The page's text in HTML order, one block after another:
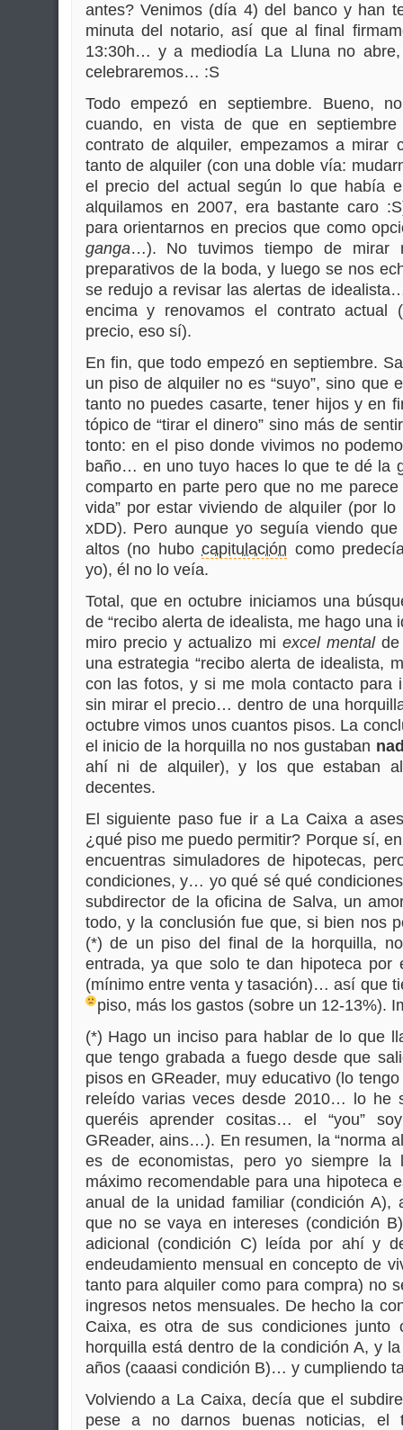
antes? Venimos (día 4) del banco y han
minuta del notario, así que al final
13:30h… y a mediodía La Lluna no
celebraremos… :S
Todo empezó en septiembre. Bueno,
cuando, en vista de que en
contrato de alquiler, empezamos a mirar
tanto de alquiler (con una doble vía:
el precio del actual según lo que había
alquilamos en 2007, era bastante caro
para orientarnos en precios que como
ganga…). No tuvimos tiempo de mirar
preparativos de la boda, y luego se nos
se redujo a revisar las alertas de
encima y renovamos el contrato actual
precio, eso sí).
En fin, que todo empezó en septiembre.
un piso de alquiler no es “suyo”, sino que
tanto no puedes casarte, tener hijos y en
tópico de “tirar el dinero” sino más de
tonto: en el piso donde vivimos no
baño… en uno tuyo haces lo que te dé la
comparto en parte pero que no me
vida” por estar viviendo de alquiler (por
xDD). Pero aunque yo seguía viendo
altos (no hubo capitulación como
yo), él no lo veía.
Total, que en octubre iniciamos una
de “recibo alerta de idealista, me hago una
miro precio y actualizo mi excel mental
una estrategia “recibo alerta de idealista,
con las fotos, y si me mola contacto para
sin mirar el precio… dentro de una
octubre vimos unos cuantos pisos. La
el inicio de la horquilla no nos gustaban
ahí ni de alquiler), y los que estaban
decentes.
El siguiente paso fue ir a La Caixa a
¿qué piso me puedo permitir? Porque sí,
encuentras simuladores de hipotecas,
condiciones, y… yo qué sé qué
subdirector de la oficina de Salva, un
todo, y la conclusión fue que, si bien nos
(*) de un piso del final de la horquilla,
entrada, ya que solo te dan hipoteca por
(mínimo entre venta y tasación)… así que
piso, más los gastos (sobre un 12-13%).
(*) Hago un inciso para hablar de lo que
que tengo grabada a fuego desde que
pisos en GReader, muy educativo (lo
releído varias veces desde 2010… lo he
queréis aprender cositas… el “you”
GReader, ains…). En resumen, la “norma
es de economistas, pero yo siempre
máximo recomendable para una hipoteca
anual de la unidad familiar (condición A),
que no se vaya en intereses (condición
adicional (condición C) leída por ahí y
endeudamiento mensual en concepto de
tanto para alquiler como para compra) no
ingresos netos mensuales. De hecho la
Caixa, es otra de sus condiciones junto
horquilla está dentro de la condición A, y
años (caaasi condición B)… y cumpliendo
Volviendo a La Caixa, decía que el
pese a no darnos buenas noticias,